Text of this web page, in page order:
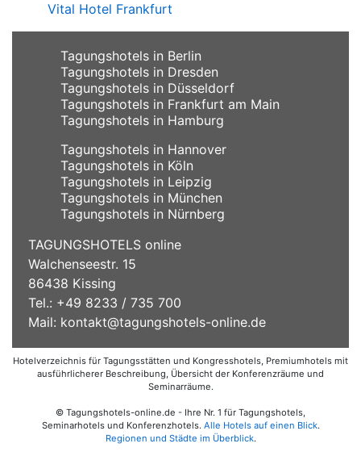
Vital Hotel Frankfurt
Tagungshotels in Berlin
Tagungshotels in Dresden
Tagungshotels in Düsseldorf
Tagungshotels in Frankfurt am Main
Tagungshotels in Hamburg
Tagungshotels in Hannover
Tagungshotels in Köln
Tagungshotels in Leipzig
Tagungshotels in München
Tagungshotels in Nürnberg
TAGUNGSHOTELS online
Walchenseestr. 15
86438 Kissing
Tel.: +49 8233 / 735 700
Mail: kontakt@tagungshotels-online.de
Hotelverzeichnis für Tagungsstätten und Kongresshotels, Premiumhotels mit
ausführlicherer Beschreibung, Übersicht der Konferenzräume und
Seminarräume.
© Tagungshotels-online.de - Ihre Nr. 1 für Tagungshotels,
Seminarhotels und Konferenzhotels. Alle Hotels auf einen Blick.
Regionen und Städte im Überblick.